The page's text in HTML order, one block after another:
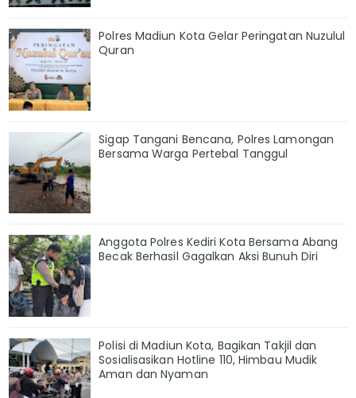
Polres Madiun Kota Gelar Peringatan Nuzulul
Quran
Sigap Tangani Bencana, Polres Lamongan
Bersama Warga Pertebal Tanggul
Anggota Polres Kediri Kota Bersama Abang
Becak Berhasil Gagalkan Aksi Bunuh Diri
Polisi di Madiun Kota, Bagikan Takjil dan
Sosialisasikan Hotline 110, Himbau Mudik
Aman dan Nyaman